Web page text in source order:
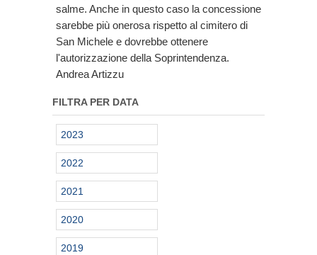
salme. Anche in questo caso la concessione
sarebbe più onerosa rispetto al cimitero di
San Michele e dovrebbe ottenere
l'autorizzazione della Soprintendenza.
Andrea Artizzu
FILTRA PER DATA
2023
2022
2021
2020
2019